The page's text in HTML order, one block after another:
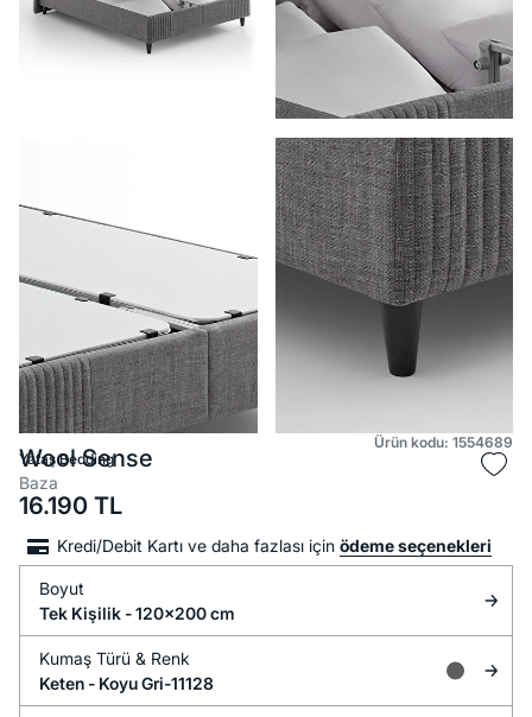
Ürün kodu: 1554689
Yataş Bedding
Wool Sense
Baza
16.190 TL
Kredi/Debit Kartı ve daha fazlası için ödeme seçenekleri
Boyut
Tek Kişilik - 120x200 cm
Kumaş Türü & Renk
Keten - Koyu Gri-11128